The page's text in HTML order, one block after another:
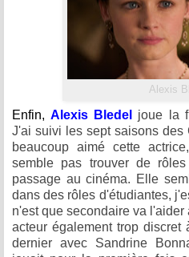
Alexis
Enfin,Alexis Bledel
joue la
J'ai suivi les sept saisons des
beaucoup aimé cette
semble pas trouver de
passage au cinéma. Elle
dans des rôles d'étudiantes,
n'est que secondaire va l'aider
acteur également trop
dernier avec Sandrine